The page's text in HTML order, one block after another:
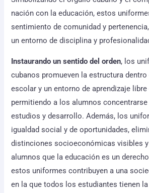
nación con la educación, estos
sentimiento de comunidad y
un entorno de disciplina y
Instaurando un sentido del orden, los
cubanos promueven la estructura
escolar y un entorno de aprendizaje
permitiendo a los alumnos
estudios y desarrollo. Además, los
igualdad social y de oportunidades,
distinciones socioeconómicas visibles
alumnos que la educación es un
estos uniformes contribuyen a una
en la que todos los estudiantes tienen